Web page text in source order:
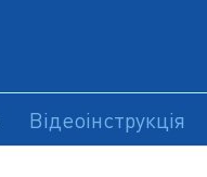
Відеоінструкція